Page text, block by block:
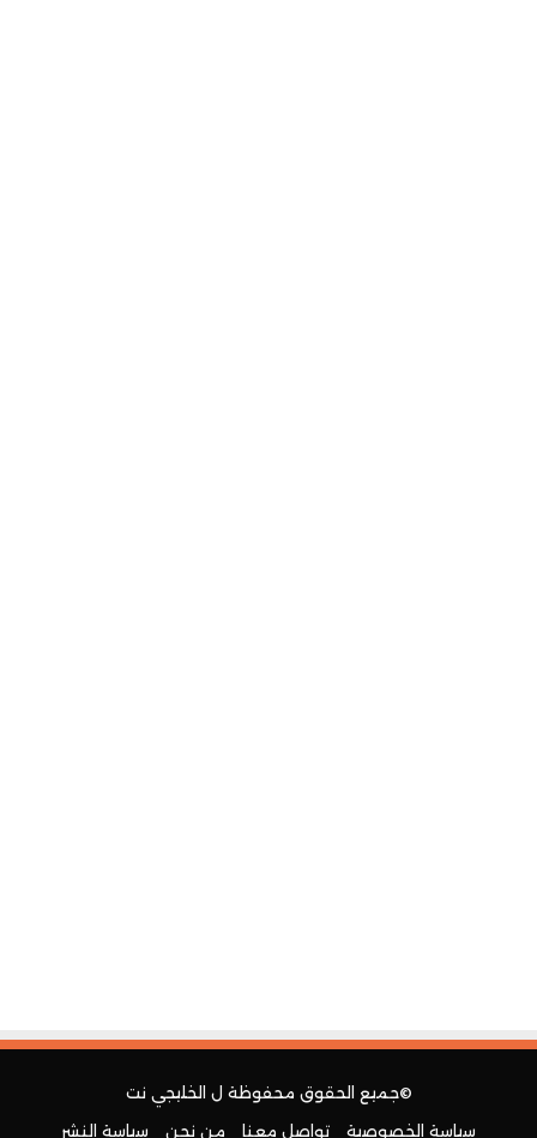
©جميع الحقوق محفوظة ل الخليجي نت
سياسة الخصوصية
تواصل معنا من نحن سياسة النشر